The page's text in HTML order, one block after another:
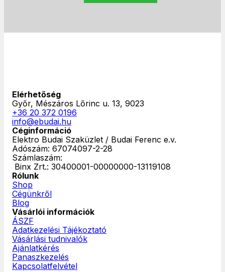
Elérhetőség
Győr, Mészáros Lőrinc u. 13, 9023
+36 20 372 0196
info@ebudai.hu
Céginformáció
Elektro Budai Szaküzlet / Budai Ferenc e.v.
Adószám: 67074097-2-28
Számlaszám:
‎ Binx Zrt.: 30400001-00000000-13119108
Rólunk
Shop
Cégünkről
Blog
Vásárlói információk
ÁSZF
Adatkezelési Tájékoztató
Vásárlási tudnivalók
Ajánlatkérés
Panaszkezelés
Kapcsolatfelvétel